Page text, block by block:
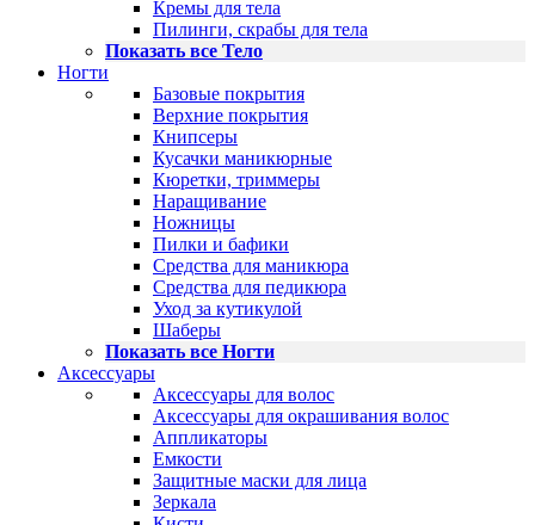
Кремы для тела
Пилинги, скрабы для тела
Показать все Тело
Ногти
Базовые покрытия
Верхние покрытия
Книпсеры
Кусачки маникюрные
Кюретки, триммеры
Наращивание
Ножницы
Пилки и бафики
Средства для маникюра
Средства для педикюра
Уход за кутикулой
Шаберы
Показать все Ногти
Аксессуары
Аксессуары для волос
Аксессуары для окрашивания волос
Аппликаторы
Емкости
Защитные маски для лица
Зеркала